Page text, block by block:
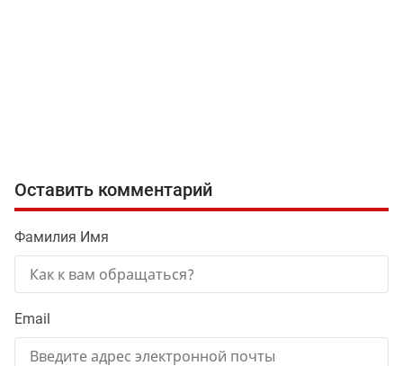
Оставить комментарий
Фамилия Имя
Email